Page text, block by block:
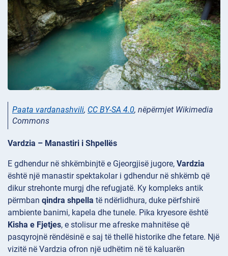
Paata vardanashvili, CC BY-SA 4.0, nëpërmjet Wikimedia
Commons
Vardzia – Manastiri i Shpellës
E gdhendur në shkëmbinjtë e Gjeorgjisë jugore, Vardzia
është një manastir spektakolar i gdhendur në shkëmb që
dikur strehonte murgj dhe refugjatë. Ky kompleks antik
përmban qindra shpella të ndërlidhura, duke përfshirë
ambiente banimi, kapela dhe tunele. Pika kryesore është
Kisha e Fjetjes, e stolisur me afreske mahnitëse që
pasqyrojnë rëndësinë e saj të thellë historike dhe fetare. Një
vizitë në Vardzia ofron një udhëtim në të kaluarën